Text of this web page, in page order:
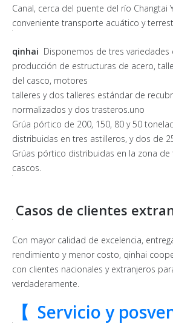
Canal, cerca del puente del río Changtai
conveniente transporte acuático y
qinhai Disponemos de tres variedades
producción de estructuras de acero,
del casco, motores
talleres y dos talleres estándar de
normalizados y dos trasteros.uno
Grúa pórtico de 200, 150, 80 y 50
distribuidas en tres astilleros, y dos de
Grúas pórtico distribuidas en la zona de
cascos.
Casos de clientes
Con mayor calidad de excelencia,
rendimiento y menor costo, qinhai
con clientes nacionales y extranjeros
verdaderamente.
【 Servicio y